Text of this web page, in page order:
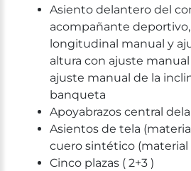
Asiento delantero del
acompañante
longitudinal manual y
altura con ajuste
ajuste manual de la
banqueta
Apoyabrazos central
Asientos de tela
cuero sintético (material
Cinco plazas ( 2+3 )